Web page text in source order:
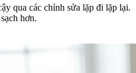
qua các chỉnh sửa lặp đi lặp lại.
hơn.